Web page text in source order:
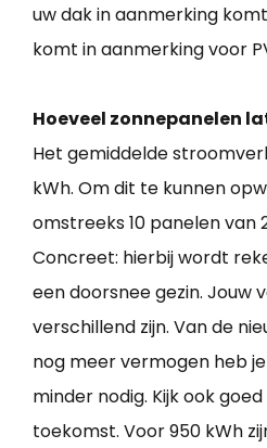
uw dak in aanmerking
komt in aanmerking voor
Hoeveel zonnepanelen
Het gemiddelde
kWh. Om dit te kunnen
omstreeks 10 panelen van
Concreet: hierbij wordt
een doorsnee gezin. Jouw
verschillend zijn. Van de
nog meer vermogen heb
minder nodig. Kijk ook
toekomst. Voor 950 kWh